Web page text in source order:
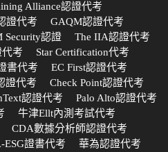
Alliance認證代考
證代考
GAQM認證代考
Security認證
The IIA認證代考
代考
Star Certification代考
書代考
EC First認證代考
證代考
Check Point認證代考
認證代考
Palo Alto認證代考
牛津Ellt內測考試代考
CDA數據分析師認證代考
ESG證書代考
華為認證代考